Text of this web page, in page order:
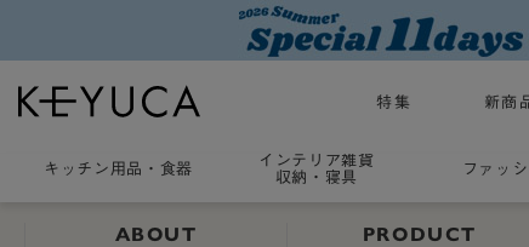
特集 新商
キッチン用品 ・ 食器
インテリア雑貨
収納・寝具
ファッ
ABOUT PRODUCT